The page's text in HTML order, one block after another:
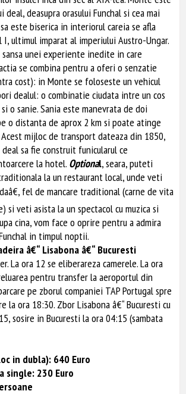
deasupra orasului Funchal si cea mai
este biserica in interiorul careia se afla
I, ultimul imparat al imperiului Austro-Ungar.
unei experiente inedite in care
se combina pentru a oferi o senzatie
cost): in Monte se foloseste un vehicul
dealul: o combinatie ciudata intre un cos
o sanie. Sania este manevrata de doi
o distanta de aprox 2 km si poate atinge
mijloc de transport dateaza din 1850,
sa fie construit funicularul ce
la hotel. Optional, seara, puteti
la un restaurant local, unde veti
fel de mancare traditional (carne de vita
si veti asista la un spectacol cu muzica si
cina, vom face o oprire pentru a admira
in timpul noptii.
â€“ Lisabona â€“ Bucuresti
La ora 12 se eliberareza camerele. La ora
pentru transfer la aeroportul din
pe zborul companiei TAP Portugal spre
la ora 18:30. Zbor Lisabona â€“ Bucuresti cu
sosire in Bucuresti la ora 04:15 (sambata
in dubla): 640 Euro
single: 230 Euro